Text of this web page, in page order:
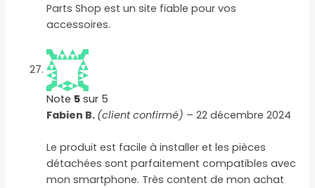
Parts Shop est un site fiable pour vos
accessoires.
Note 5 sur 5
Fabien B. (client confirmé) – 22 décembre 2024
Le produit est facile à installer et les pièces
détachées sont parfaitement compatibles avec
mon smartphone. Très content de mon achat